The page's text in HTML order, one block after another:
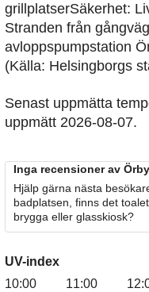
grillplatserSäkerhet:
Stranden från
avloppspumpstation
(Källa: Helsingborgs
Senast uppmätta
uppmätt 2026-08-07.
Inga recensioner av
Hjälp gärna nästa
badplatsen, finns det
brygga eller glasskiosk?
UV-index
10:00
11:00